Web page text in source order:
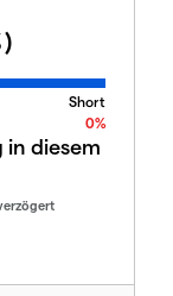
Short
0%
in diesem